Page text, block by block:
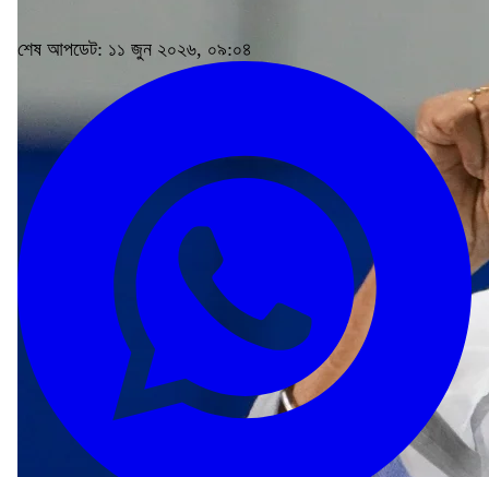
শেষ আপডেট: ১১ জুন ২০২৬, ০৯:০৪